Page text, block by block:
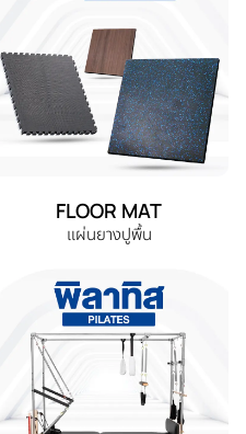
FLOOR MAT
แผ่นยางปูพื้น